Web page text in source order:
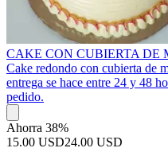
CAKE CON CUBIERTA DE
Cake redondo con cubierta de
entrega se hace entre 24 y 48
pedido.
Ahorra 38%
15.00 USD24.00 USD